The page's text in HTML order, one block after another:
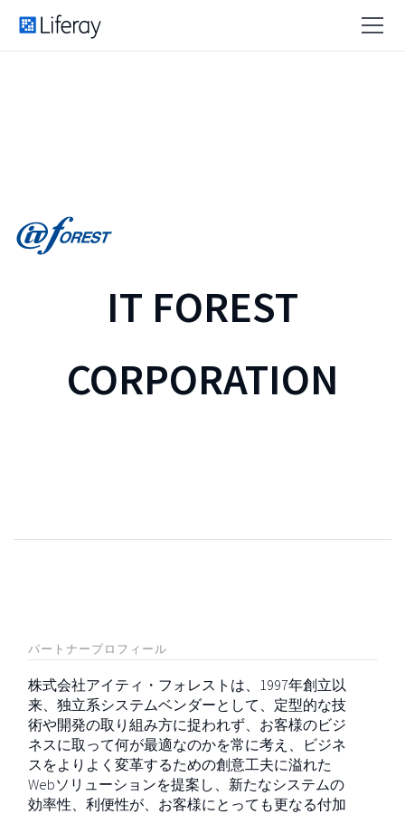
IT FOREST
CORPORATION
パートナープロフィール
株式会社アイティ・フォレストは、1997年創立以
来、独立系システムベンダーとして、定型的な技
術や開発の取り組み方に捉われず、お客様のビジ
ネスに取って何が最適なのかを常に考え、ビジネ
スをよりよく変革するための創意工夫に溢れた
Webソリューションを提案し、新たなシステムの
効率性、利便性が、お客様にとっても更なる付加